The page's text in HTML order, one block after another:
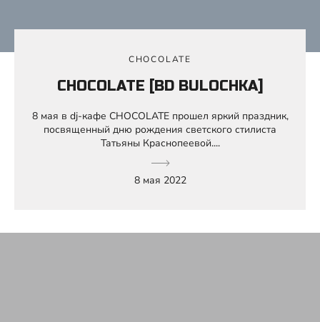
CHOCOLATE
CHOCOLATE [BD BULOCHKA]
8 мая в dj-кафе CHOCOLATE прошел яркий праздник,
посвященный дню рождения светского стилиста
Татьяны Краснопеевой....
8 мая 2022